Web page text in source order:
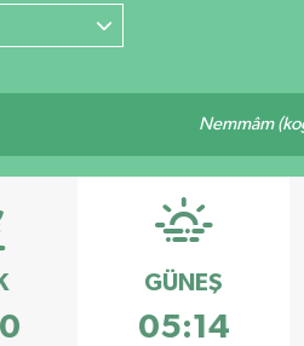
Nemmâm
GÜNEŞ
05:14
Fikstür